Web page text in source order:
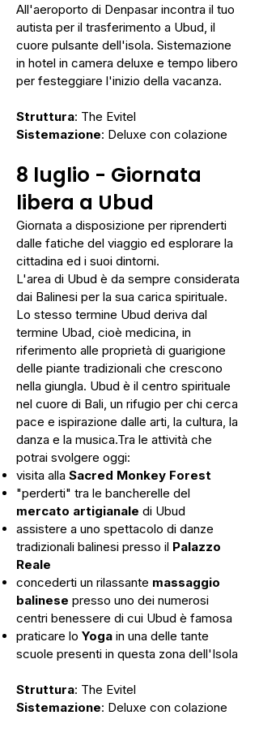
All'aeroporto di Denpasar incontra il tuo
autista per il trasferimento a Ubud, il
cuore pulsante dell'isola. Sistemazione
in hotel in camera deluxe e tempo libero
per festeggiare l'inizio della vacanza.
Struttura: The Evitel
Sistemazione: Deluxe con colazione
8 luglio - Giornata
libera a Ubud
Giornata a disposizione per riprenderti
dalle fatiche del viaggio ed esplorare la
cittadina ed i suoi dintorni.
L'area di Ubud è da sempre considerata
dai Balinesi per la sua carica spirituale.
Lo stesso termine Ubud deriva dal
termine Ubad, cioè medicina, in
riferimento alle proprietà di guarigione
delle piante tradizionali che crescono
nella giungla. Ubud è il centro spirituale
nel cuore di Bali, un rifugio per chi cerca
pace e ispirazione dalle arti, la cultura, la
danza e la musica.Tra le attività che
potrai svolgere oggi:
visita alla Sacred Monkey Forest
"perderti" tra le bancherelle del
mercato artigianale di Ubud
assistere a uno spettacolo di danze
tradizionali balinesi presso il Palazzo
Reale
concederti un rilassante massaggio
balinese presso uno dei numerosi
centri benessere di cui Ubud è famosa
praticare lo Yoga in una delle tante
scuole presenti in questa zona dell'Isola
Struttura: The Evitel
Sistemazione: Deluxe con colazione